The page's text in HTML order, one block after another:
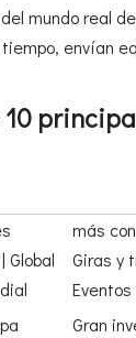
mundo real
envían
más
Global Giras y
Gran